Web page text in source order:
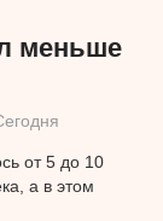
меньше
от 5 до 10
а в этом